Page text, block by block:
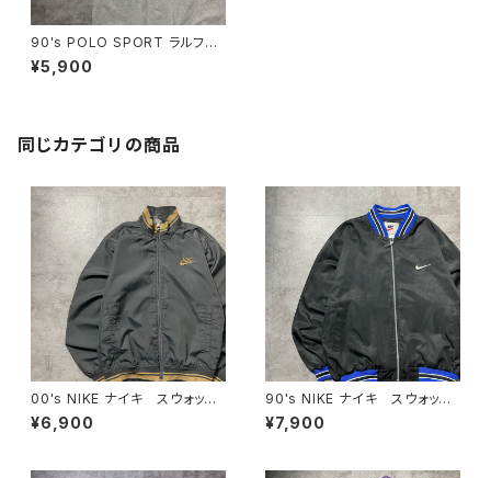
90's POLO SPORT ラルフロ
ーレン ポロスポーツ ワンポ
イント プリント 北マリアナ諸
¥5,900
同じカテゴリの商品
00's NIKE ナイキ スウォッシ
ュ 刺繍ワンポイント ラインリ
ブ グレー 薄手 ナイロンジ
¥6,900
90's NIKE ナイキ スウォッシ
ュ 刺繍ワンポイント バック刺
繍 ラインリブ ブラック×ネイ
¥7,900